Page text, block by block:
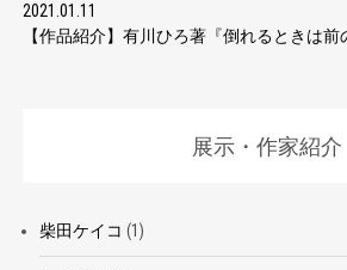
2021.01.11
【作品紹介】有川ひろ著『倒れるときは前
展示・作家紹介
柴田ケイコ (1)